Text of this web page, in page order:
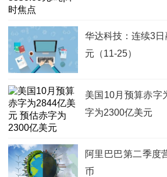
华达科技：连续3
元（11-25）
美国10月预算赤字
字为2300亿美元
阿里巴巴第二季度
币